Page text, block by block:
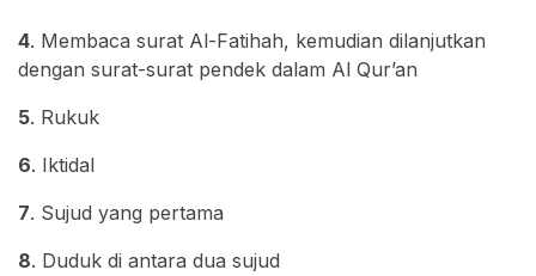
4. Membaca surat Al-Fatihah, kemudian dilanjutkan
dengan surat-surat pendek dalam Al Qur’an
5. Rukuk
6. Iktidal
7. Sujud yang pertama
8. Duduk di antara dua sujud